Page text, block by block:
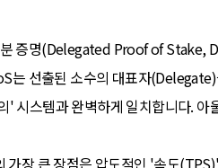
증명(Delegated Proof of Stake,
는 선출된 소수의 대표자
' 시스템과 완벽하게 일치합니다.